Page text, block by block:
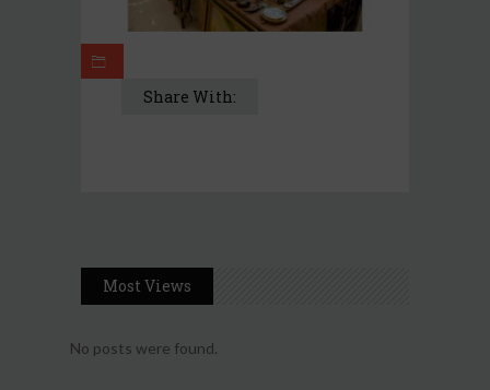
Share With:
Most Views
No posts were found.